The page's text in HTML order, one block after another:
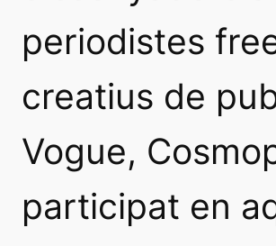
periodistes
creatius de
Vogue,
participat en